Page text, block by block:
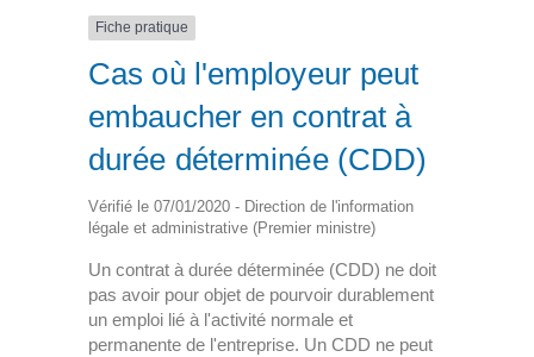
Fiche pratique
Cas où l'employeur peut
embaucher en contrat à
durée déterminée (CDD)
Vérifié le 07/01/2020 - Direction de l'information
légale et administrative (Premier ministre)
Un contrat à durée déterminée (CDD) ne doit
pas avoir pour objet de pourvoir durablement
un emploi lié à l'activité normale et
permanente de l'entreprise. Un CDD ne peut